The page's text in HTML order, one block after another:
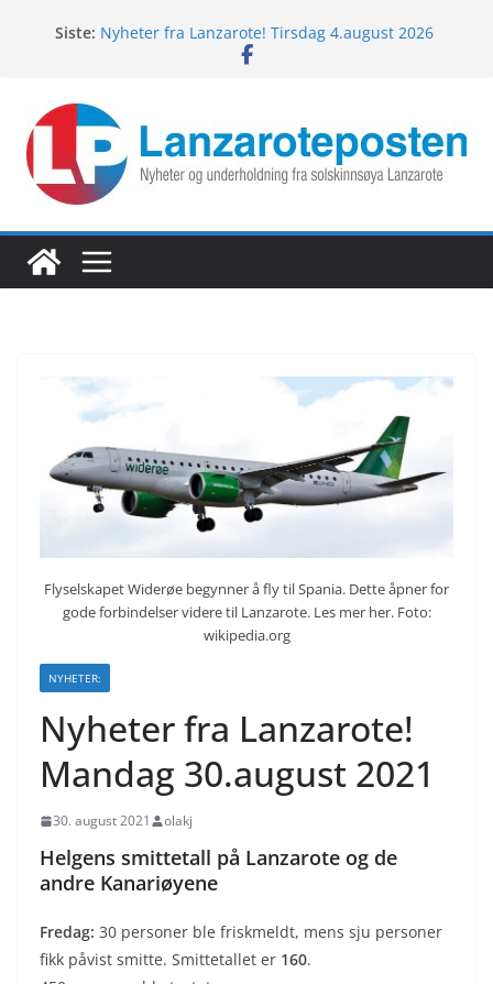
Siste: Nyheter fra Lanzarote! Tirsdag 4.august 2026
Lanzarotes enestående fugleliv
Nyheter fra Lanzarote! Onsdag 5.august 2026
Flyselskapet Widerøe begynner å fly til Spania. Dette åpner for
gode forbindelser videre til Lanzarote. Les mer her. Foto:
wikipedia.org
NYHETER:
Nyheter fra Lanzarote!
Mandag 30.august 2021
30. august 2021 olakj
Helgens smittetall på Lanzarote og de
andre Kanariøyene
Fredag: 30 personer ble friskmeldt, mens sju personer
fikk påvist smitte. Smittetallet er 160.